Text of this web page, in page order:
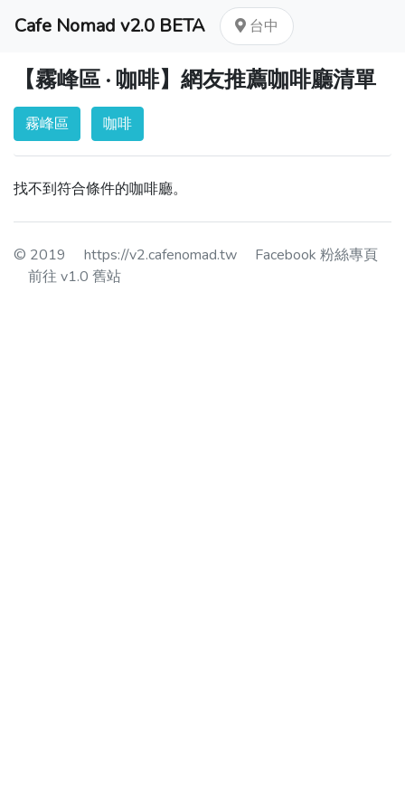
Cafe Nomad v2.0 BETA 台中
【霧峰區 · 咖啡】網友推薦咖啡廳清單
霧峰區 咖啡
找不到符合條件的咖啡廳。
© 2019 https://v2.cafenomad.tw
Facebook 粉絲專頁
前往 v1.0 舊站